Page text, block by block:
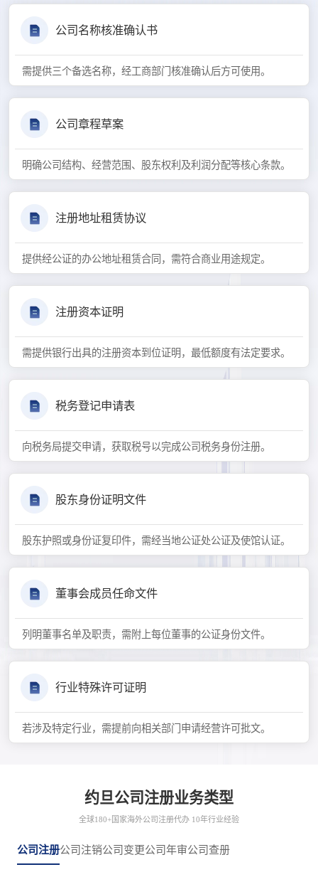
公司名称核准确认书
需提供三个备选名称，经工商部门核准确认后方可使用。
公司章程草案
明确公司结构、经营范围、股东权利及利润分配等核心条款。
注册地址租赁协议
提供经公证的办公地址租赁合同，需符合商业用途规定。
注册资本证明
需提供银行出具的注册资本到位证明，最低额度有法定要求。
税务登记申请表
向税务局提交申请，获取税号以完成公司税务身份注册。
股东身份证明文件
股东护照或身份证复印件，需经当地公证处公证及使馆认证。
董事会成员任命文件
列明董事名单及职责，需附上每位董事的公证身份文件。
行业特殊许可证明
若涉及特定行业，需提前向相关部门申请经营许可批文。
约旦公司注册业务类型
全球180+国家海外公司注册代办 10年行业经验
公司注册公司注销公司变更公司年审公司查册